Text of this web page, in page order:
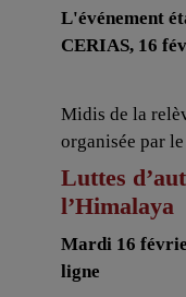
L'événement
CERIAS, 16
Midis de la
organisée par
Luttes
l’Himalaya
Mardi 16
ligne